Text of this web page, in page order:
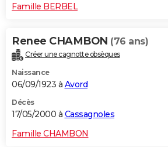
Famille BERBEL
Renee CHAMBON (76 ans)
Créer une cagnotte obsèques
Naissance
06/09/1923 à Avord
Décès
17/05/2000 à Cassagnoles
Famille CHAMBON